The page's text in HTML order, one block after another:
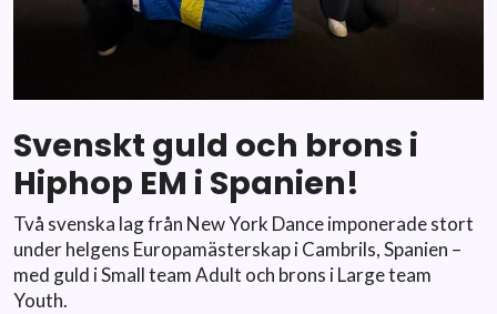
Svenskt guld och brons i
Hiphop EM i Spanien!
Två svenska lag från New York Dance imponerade stort
under helgens Europamästerskap i Cambrils, Spanien –
med guld i Small team Adult och brons i Large team
Youth.